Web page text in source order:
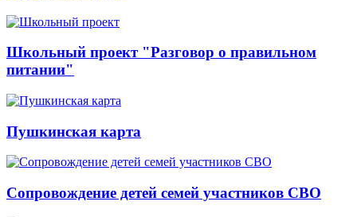
Школьный проект "Разговор о правильном
питании"
Пушкинская карта
Сопровождение детей семей участников СВО